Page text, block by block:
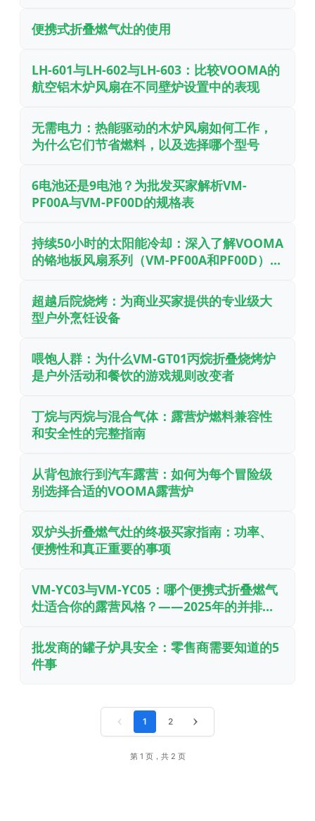
便携式折叠燃气灶的使用
LH-601与LH-602与LH-603：比较VOOMA的
航空铝木炉风扇在不同壁炉设置中的表现
无需电力：热能驱动的木炉风扇如何工作，
为什么它们节省燃料，以及选择哪个型号
6电池还是9电池？为批发买家解析VM-
PF00A与VM-PF00D的规格表
持续50小时的太阳能冷却：深入了解VOOMA
的铬地板风扇系列（VM-PF00A和PF00D）的
超越后院烧烤：为商业买家提供的专业级大
型户外烹饪设备
喂饱人群：为什么VM-GT01丙烷折叠烧烤炉
是户外活动和餐饮的游戏规则改变者
丁烷与丙烷与混合气体：露营炉燃料兼容性
和安全性的完整指南
从背包旅行到汽车露营：如何为每个冒险级
别选择合适的VOOMA露营炉
双炉头折叠燃气灶的终极买家指南：功率、
便携性和真正重要的事项
VM-YC03与VM-YC05：哪个便携式折叠燃气
灶适合你的露营风格？——2025年的并排比
批发商的罐子炉具安全：零售商需要知道的5
件事
‹ 1 2 ›
第 1 页，共 2 页